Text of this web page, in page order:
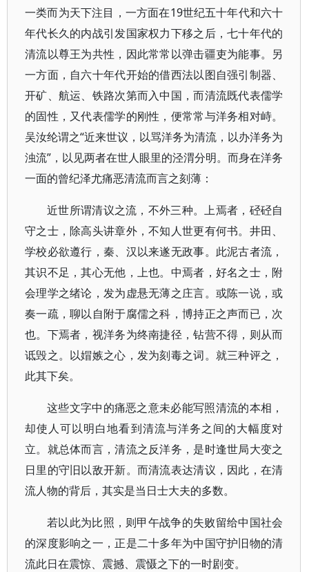
一类而为天下注目，一方面在19世纪五十年代和六十
年代长久的内战引发国家权力下移之后，七十年代的
清流以尊王为共性，因此常常以弹击疆吏为能事。另
一方面，自六十年代开始的借西法以图自强引制器、
开矿、航运、铁路次第而入中国，而清流既代表儒学
的固性，又代表儒学的刚性，便常常与洋务相对峙。
吴汝纶谓之“近来世议，以骂洋务为清流，以办洋务为
浊流”，以见两者在世人眼里的泾渭分明。而身在洋务
一面的曾纪泽尤痛恶清流而言之刻薄：
近世所谓清议之流，不外三种。上焉者，硁硁自
守之士，除高头讲章外，不知人世更有何书。井田、
学校必欲遵行，秦、汉以来遂无政事。此泥古者流，
其识不足，其心无他，上也。中焉者，好名之士，附
会理学之绪论，发为虚悬无薄之庄言。或陈一说，或
奏一疏，聊以自附于腐儒之科，博持正之声而已，次
也。下焉者，视洋务为终南捷径，钻营不得，则从而
诋毁之。以媢嫉之心，发为刻毒之词。就三种评之，
此其下矣。
这些文字中的痛恶之意未必能写照清流的本相，
却使人可以明白地看到清流与洋务之间的大幅度对
立。就总体而言，清流之反洋务，是时逢世局大变之
日里的守旧以敌开新。而清流表达清议，因此，在清
流人物的背后，其实是当日士大夫的多数。
若以此为比照，则甲午战争的失败留给中国社会
的深度影响之一，正是二十多年为中国守护旧物的清
流此日在震惊、震撼、震慑之下的一时剧变。